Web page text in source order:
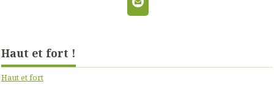
Haut et fort !
Haut et fort